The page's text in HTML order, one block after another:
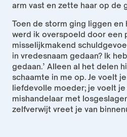
arm vast en zette haar op de
Toen de storm ging liggen en
werd ik overspoeld door een
misselijkmakend
in vredesnaam gedaan? Ik
gedaan.’ Alleen al het delen
schaamte in me op. Je voelt
liefdevolle moeder; je voelt
mishandelaar met
zelfverwijt vreet je van